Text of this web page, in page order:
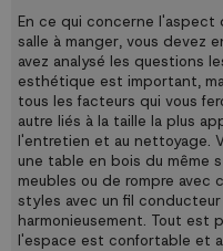
En ce qui concerne
salle à manger, vous devez
avez analysé les questions
esthétique est important,
tous les facteurs qui vous
autre liés à la taille la plus
l'entretien et au nettoyage.
une table en bois du même
meubles ou de rompre
styles avec un fil
harmonieusement. Tout est
l'espace est confortable et